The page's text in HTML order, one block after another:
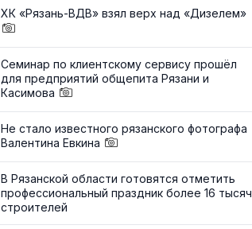
ХК «Рязань-ВДВ» взял верх над «Дизелем»
Семинар по клиентскому сервису прошёл
для предприятий общепита Рязани и
Касимова
Не стало известного рязанского фотографа
Валентина Евкина
В Рязанской области готовятся отметить
профессиональный праздник более 16 тысяч
строителей